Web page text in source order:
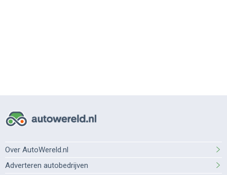
Over AutoWereld.nl
Adverteren autobedrijven